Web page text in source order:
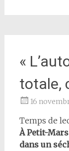
«
totale,
16
Temps de
À Petit-
dans un